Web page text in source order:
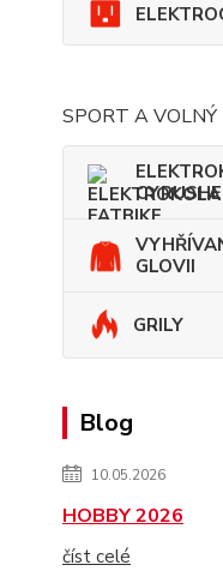
SPORT A VOLNÝ
GLOVII
GRILY
Blog
10.05.2026
HOBBY 2026
číst celé